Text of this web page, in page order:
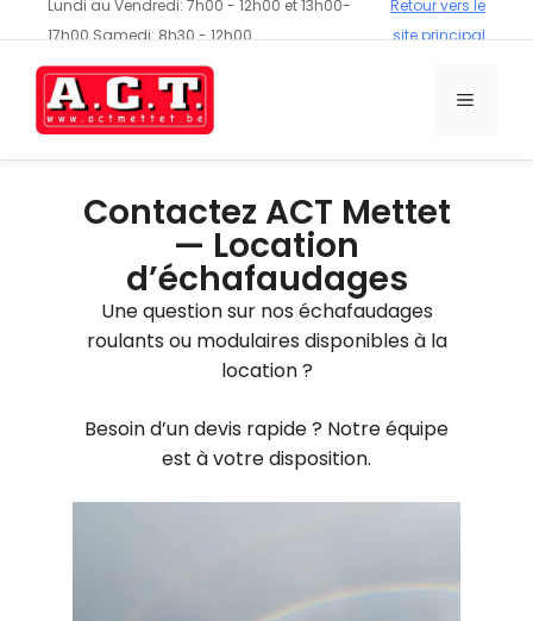
Lundi au Vendredi: 7h00 - 12h00 et 13h00-
17h00 Samedi: 8h30 - 12h00
Retour vers le
site principal
Contactez ACT Mettet
— Location
d’échafaudages
Une question sur nos échafaudages
roulants ou modulaires disponibles à la
location ?
Besoin d’un devis rapide ? Notre équipe
est à votre disposition.